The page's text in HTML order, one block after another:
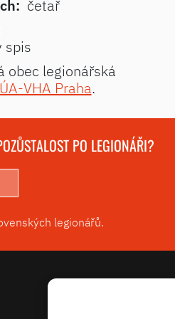
četař
spis
obec legionářská
VHA Praha.
PO LEGIONÁŘI?
legionářů.